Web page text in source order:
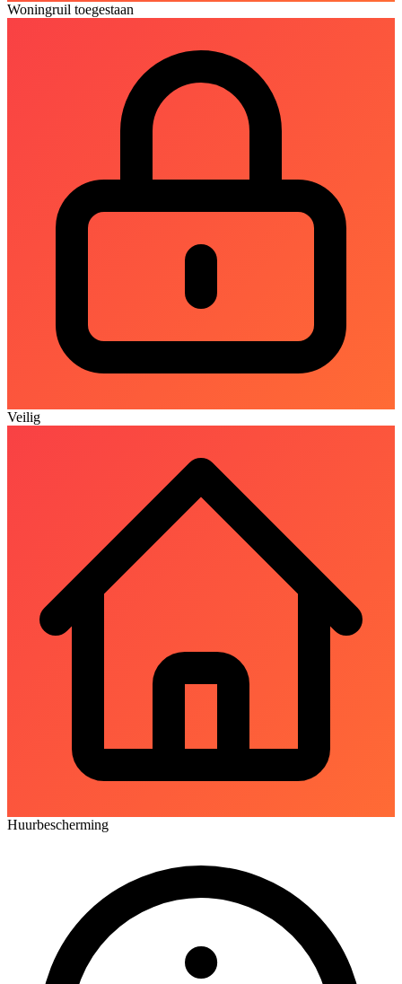
Woningruil toegestaan
Veilig
Huurbescherming